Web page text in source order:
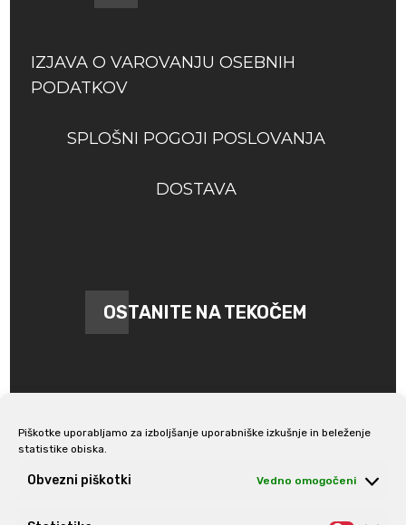
Piškotke uporabljamo za izboljšanje uporabniške izkušnje in beleženje
statistike obiska.
Obvezni piškotki Vedno omogočeni
IZJAVA O VAROVANJU OSEBNIH
PODATKOV
SPLOŠNI POGOJI POSLOVANJA
DOSTAVA
OSTANITE NA TEKOČEM